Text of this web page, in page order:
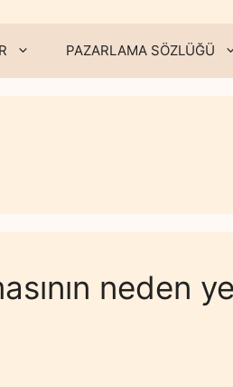
PAZARLAMA SÖZLÜĞÜ
neden